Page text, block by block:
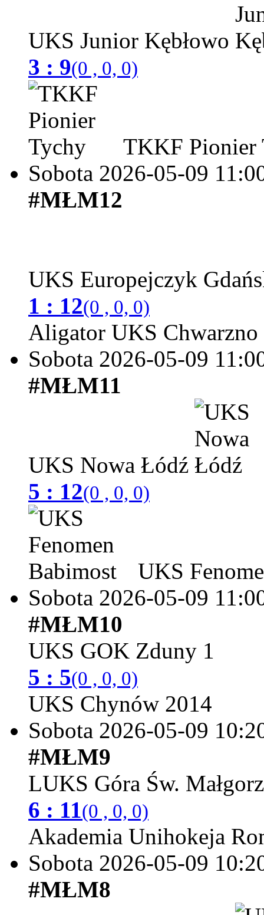
UKS Junior Kębłowo
3 : 9(0 , 0, 0)
TKKF Pionier
Sobota 2026-05-09
#MŁM12
UKS Europejczyk
1 : 12(0 , 0, 0)
Aligator UKS
Sobota 2026-05-09
#MŁM11
UKS Nowa Łódź
5 : 12(0 , 0, 0)
UKS
Sobota 2026-05-09
#MŁM10
UKS GOK Zduny 1
5 : 5(0 , 0, 0)
UKS Chynów 2014
Sobota 2026-05-09
#MŁM9
LUKS Góra Św.
6 : 11(0 , 0, 0)
Akademia Unihokeja
Sobota 2026-05-09
#MŁM8